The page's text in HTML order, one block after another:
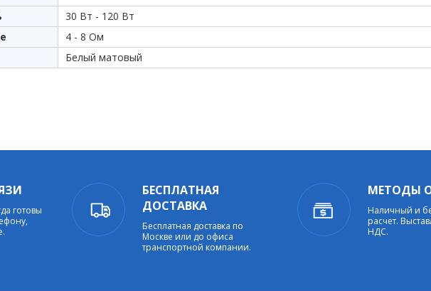
30 Вт - 120 Вт
4 - 8 Ом
Белый матовый
готовы
БЕСПЛАТНАЯ
ДОСТАВКА
Бесплатная доставка по
Москве или до офиса
транспортной компании.
МЕТОДЫ
Наличный и
расчет.
НДС.